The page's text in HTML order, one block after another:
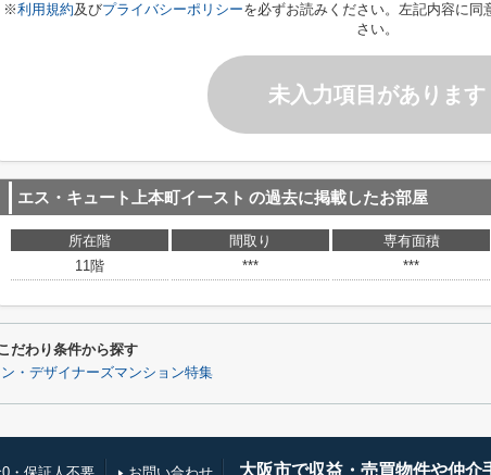
※利用規約及びプライバシーポリシーを必ずお読みください。左記内容に
さい。
未入力項目があります
エス・キュート上本町イースト の過去に掲載したお部屋
所在階 間取り 専有面積
11階
*** ***
だわり条件から探す
・デザイナーズマンション特集
大阪市で収益・売買物件や仲介